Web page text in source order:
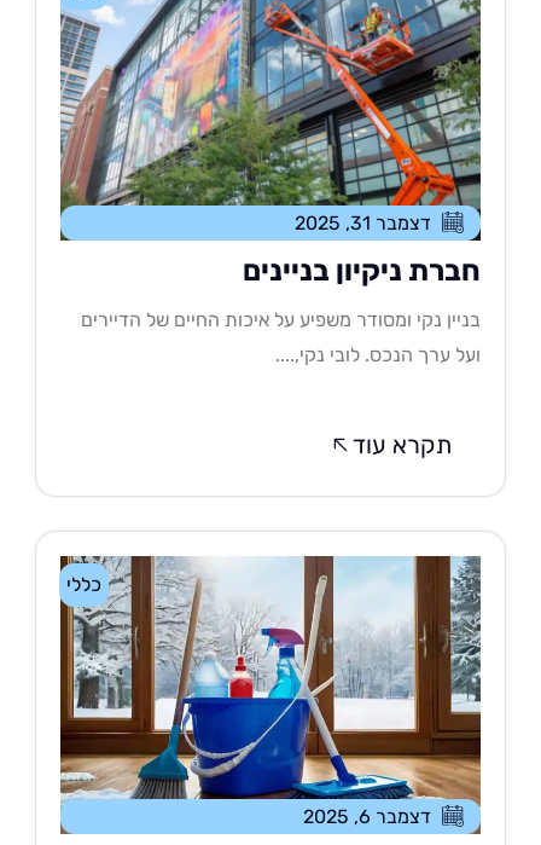
דצמבר 31, 2025
ניקיון בניינים
נקי ומסודר משפיע על איכות החיים של הדיירים
ערך הנכס. לובי נקי,....
תקרא עוד
כללי
דצמבר 6, 2025